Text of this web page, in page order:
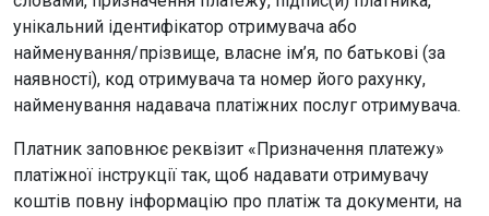
унікальний ідентифікатор отримувача або
найменування/прізвище, власне ім’я, по батькові (за
наявності), код отримувача та номер його рахунку,
найменування надавача платіжних послуг отримувача.
Платник заповнює реквізит «Призначення платежу»
платіжної інструкції так, щоб надавати отримувачу
коштів повну інформацію про платіж та документи, на